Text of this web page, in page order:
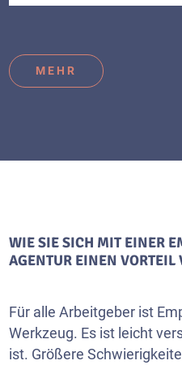
MEHR
WIE SIE SICH MIT EINER
AGENTUR EINEN VORTEIL
Für alle Arbeitgeber ist
Werkzeug. Es ist leicht
ist. Größere